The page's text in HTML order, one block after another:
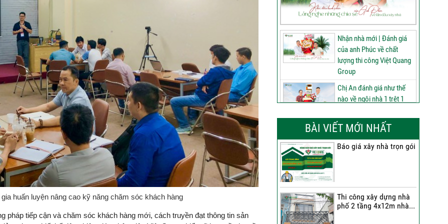
huấn luyện nâng cao kỹ năng chăm sóc khách hàng
pháp tiếp cận và chăm sóc khách hàng mới, cách truyền đạt thông tin sản
Nhận nhà mới | Đánh giá
của anh Phúc về chất
lượng thi công Việt Quang
Group
Chị An đánh giá như thế
nào về ngôi nhà 1 trệt 1
do Việt Quang Group thi
công
60 ngày nâng tầm ngôi
Nhận nhà 1 trệt 2 lầu tum
sân thượng | Anh An nói
BÀI VIẾT MỚI NHẤT
Báo giá xây nhà trọn gói
Thi công xây dựng nhà
phố 2 tầng 4x12m nhà...